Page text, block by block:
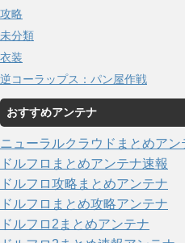
攻略
未分類
衣装
逆コーラップス：パン屋作戦
おすすめアンテナ
ニューラルクラウドまとめアン
ドルフロまとめアンテナ速報
ドルフロ攻略まとめアンテナ
ドルフロまとめ攻略アンテナ
ドルフロ2まとめアンテナ